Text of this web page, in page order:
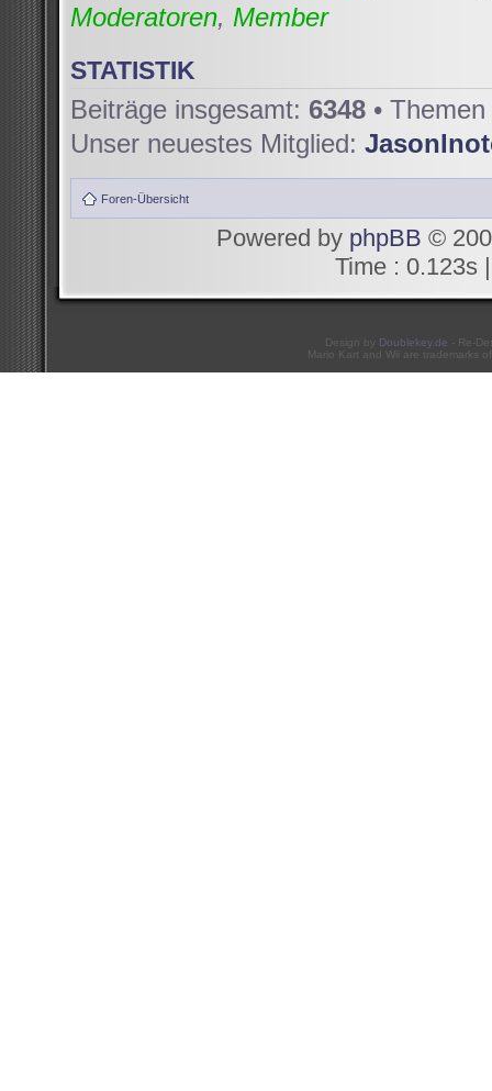
Moderatoren, Member
STATISTIK
Beiträge insgesamt: 6348 •
Unser neuestes Mitglied:
Foren-Übersicht
Powered by phpBB ©
Time : 0.123s
Design by Doublekey.de - Re-
Mario Kart and Wii are trademarks